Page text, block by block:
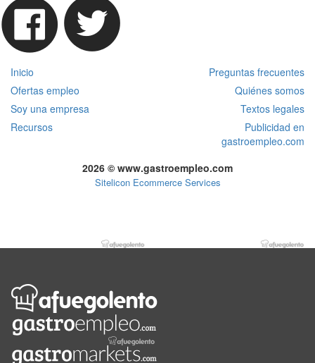
Inicio
Preguntas frecuentes
Ofertas empleo
Quiénes somos
Soy una empresa
Textos legales
Recursos
Publicidad en
gastroempleo.com
2026 © www.gastroempleo.com
Sitelicon Ecommerce Services